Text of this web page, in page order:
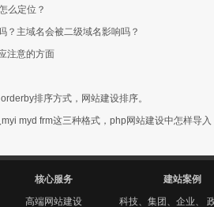
么定位？
？主域名会被二级域名影响吗？
注意的方面
排序方式，网站建设排序。
myd frm这三种格式，php网站建设中怎样导入
核心服务
高端网站建设
建站案例
科技、集团、企业、